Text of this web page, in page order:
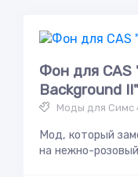
Фон для CAS
Background II"
Моды для Симс
Мод, который
на нежно-